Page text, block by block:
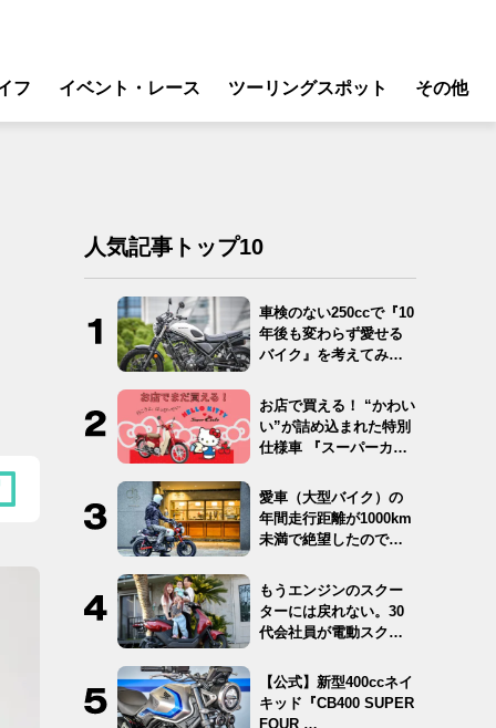
フ イベント・レース ツーリングスポット その他
人気記事トップ10
車検のない250ccで『10
年後も変わらず愛せる
バイク』を考えてみ
お店で買える！ “かわい
い”が詰め込まれた特別
仕様車 『スーパーカ
愛車（大型バイク）の
年間走行距離が1000km
未満で絶望したので
もうエンジンのスクー
ターには戻れない。30
代会社員が電動スクー
【公式】新型400ccネイ
キッド『CB400 SUPER
FOUR …